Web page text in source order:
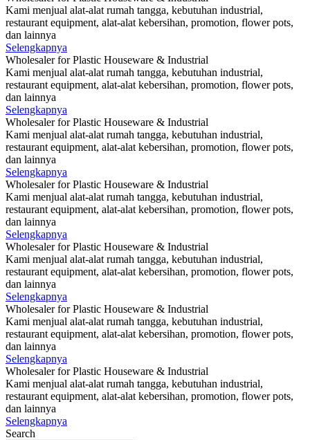
Kami menjual alat-alat rumah tangga, kebutuhan industrial,
restaurant equipment, alat-alat kebersihan, promotion, flower pots,
dan lainnya
Selengkapnya
Wholesaler for Plastic Houseware & Industrial
Kami menjual alat-alat rumah tangga, kebutuhan industrial,
restaurant equipment, alat-alat kebersihan, promotion, flower pots,
dan lainnya
Selengkapnya
Wholesaler for Plastic Houseware & Industrial
Kami menjual alat-alat rumah tangga, kebutuhan industrial,
restaurant equipment, alat-alat kebersihan, promotion, flower pots,
dan lainnya
Selengkapnya
Wholesaler for Plastic Houseware & Industrial
Kami menjual alat-alat rumah tangga, kebutuhan industrial,
restaurant equipment, alat-alat kebersihan, promotion, flower pots,
dan lainnya
Selengkapnya
Wholesaler for Plastic Houseware & Industrial
Kami menjual alat-alat rumah tangga, kebutuhan industrial,
restaurant equipment, alat-alat kebersihan, promotion, flower pots,
dan lainnya
Selengkapnya
Wholesaler for Plastic Houseware & Industrial
Kami menjual alat-alat rumah tangga, kebutuhan industrial,
restaurant equipment, alat-alat kebersihan, promotion, flower pots,
dan lainnya
Selengkapnya
Wholesaler for Plastic Houseware & Industrial
Kami menjual alat-alat rumah tangga, kebutuhan industrial,
restaurant equipment, alat-alat kebersihan, promotion, flower pots,
dan lainnya
Selengkapnya
Search